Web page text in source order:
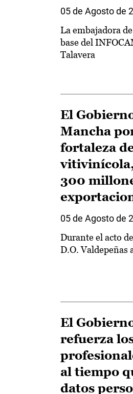
05 de Agosto de
La embajadora
base del
Talavera
El
Mancha
fortaleza
300
05 de Agosto de
Durante el acto
D.O. Valdepeñas
El
refuerza
al tiempo
datos